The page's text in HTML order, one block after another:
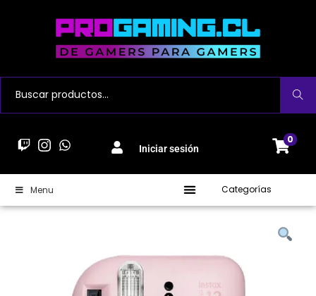
Buscar
Iniciar sesión
0
Menu Categorías